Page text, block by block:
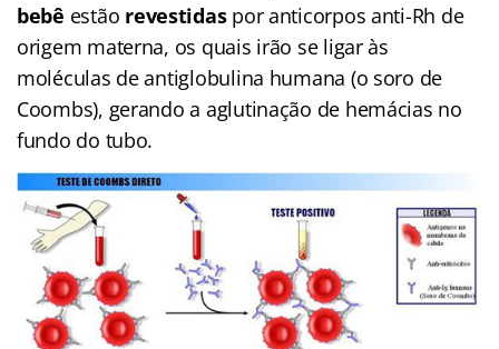
bebê estão revestidas por anticorpos anti-Rh de
origem materna, os quais irão se ligar às
moléculas de antiglobulina humana (o soro de
Coombs), gerando a aglutinação de hemácias no
fundo do tubo.